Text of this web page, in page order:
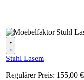
Stuhl Lasem
Regulärer Preis: 155,00 €